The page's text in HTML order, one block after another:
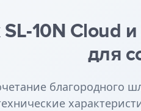
SL-10N Cloud
для
благородного